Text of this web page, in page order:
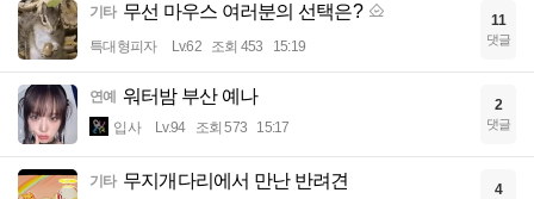
기타 무선 마우스 여러분의 선택은?
특대형피자 Lv.62 조회 453 15:19
11
댓글
연예 워터밤 부산 예나
입사 Lv.94 조회 573 15:17
2
댓글
기타 무지개다리에서 만난 반려견 4